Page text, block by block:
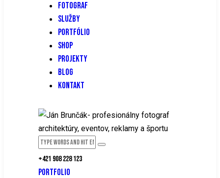
FOTOGRAF
SLUŽBY
PORTFÓLIO
SHOP
PROJEKTY
BLOG
KONTAKT
+421 908 228 123
PORTFOLIO